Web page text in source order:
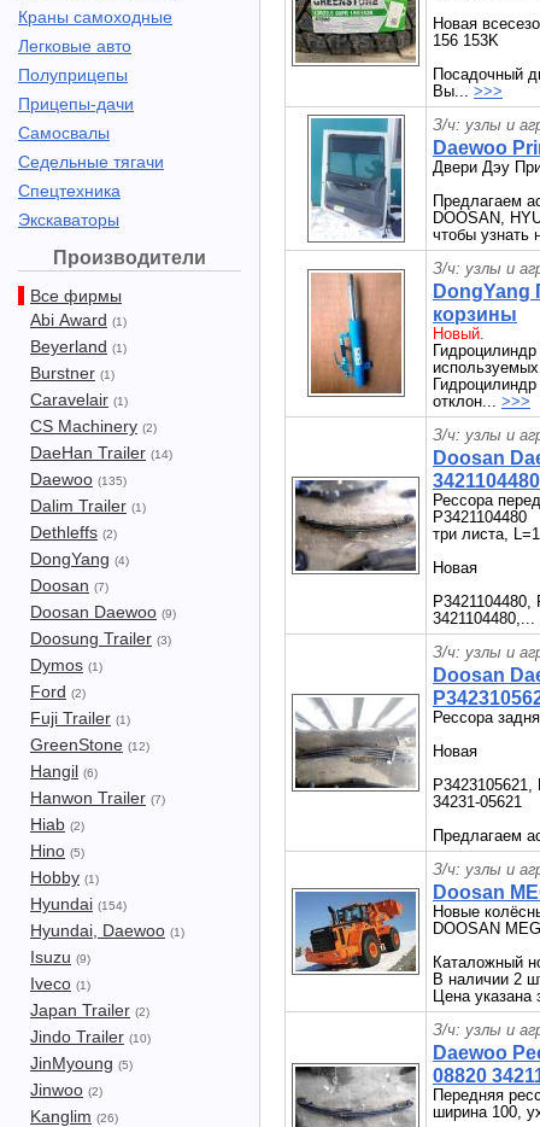
Краны самоходные
Легковые авто
Полуприцепы
Прицепы-дачи
Самосвалы
Седельные тягачи
Спецтехника
Экскаваторы
Производители
Все фирмы
Abi Award (1)
Beyerland (1)
Burstner (1)
Caravelair (1)
CS Machinery (2)
DaeHan Trailer (14)
Daewoo (135)
Dalim Trailer (1)
Dethleffs (2)
DongYang (4)
Doosan (7)
Doosan Daewoo (9)
Doosung Trailer (3)
Dymos (1)
Ford (2)
Fuji Trailer (1)
GreenStone (12)
Hangil (6)
Hanwon Trailer (7)
Hiab (2)
Hino (5)
Hobby (1)
Hyundai (154)
Hyundai, Daewoo (1)
Isuzu (9)
Iveco (1)
Japan Trailer (2)
Jindo Trailer (10)
JinMyoung (5)
Jinwoo (2)
Kanglim (26)
Новая
156 153K
Посадочный
Вы... >>>
З/ч: узлы и
Daewoo
Двери Дэу
Предлагаем
DOOSAN,
чтобы узнать
З/ч: узлы и
корзины
Новый.
отклон... >>>
З/ч: узлы и
Doosan
Рессора
P3421104480
три листа,
Новая
P3421104480,
3421104480,...
З/ч: узлы и
Doosan
Рессора
Новая
P3423105621,
34231-05621
Предлагаем
З/ч: узлы и
Doosan
Новые
DOOSAN
Каталожный
В наличии 2
Цена указана
З/ч: узлы и
Daewoo
08820
Передняя
ширина 100,